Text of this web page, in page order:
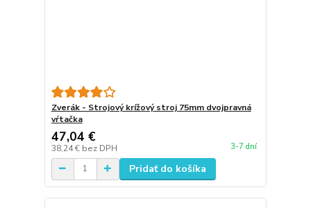
Zverák - Strojový krížový stroj 75mm dvojpravná
vŕtačka
47,04 €
38,24 € bez DPH 3-7 dní
Pridať do košíka